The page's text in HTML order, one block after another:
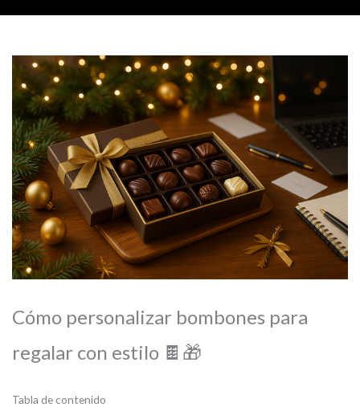
Cómo personalizar bombones para
regalar con estilo 🍫🎁
Tabla de contenido